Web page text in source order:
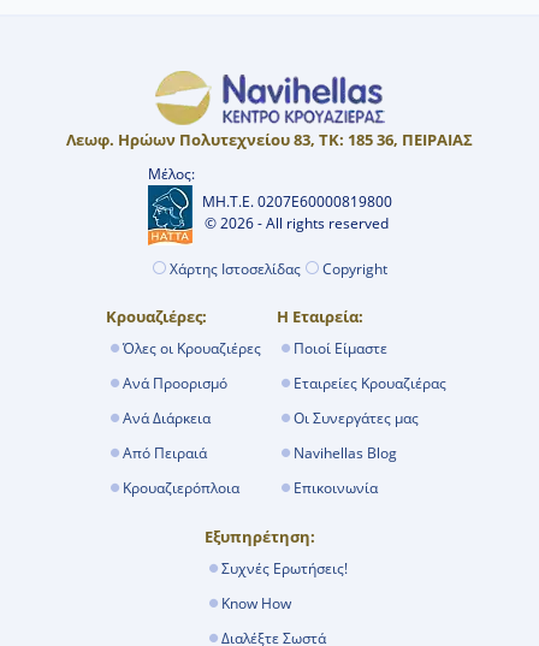
Λεωφ. Ηρώων Πολυτεχνείου 83, ΤΚ: 185 36, ΠΕΙΡΑΙΑΣ
Μέλος:
ΜΗ.Τ.Ε. 0207Ε60000819800
© 2026 - All rights reserved
Χάρτης Ιστοσελίδας Copyright
Κρουαζιέρες:
Όλες οι Κρουαζιέρες
Ανά Προορισμό
Ανά Διάρκεια
Από Πειραιά
Κρουαζιερόπλοια
Η Εταιρεία:
Ποιοί Είμαστε
Εταιρείες Κρουαζιέρας
Οι Συνεργάτες μας
Navihellas Blog
Επικοινωνία
Εξυπηρέτηση:
Συχνές Ερωτήσεις!
Know How
Διαλέξτε Σωστά